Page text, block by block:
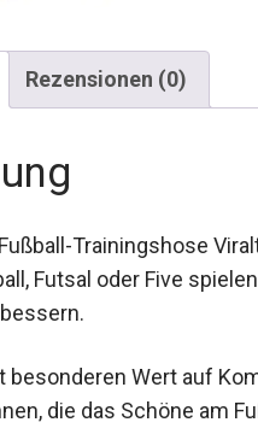
Rezensionen (0)
Trainingshose
Fußball, Futsal oder
verbessern.
besonderen Wert auf
die das Schöne am